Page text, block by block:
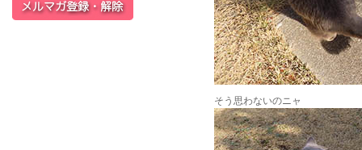
そう思わないのニャ